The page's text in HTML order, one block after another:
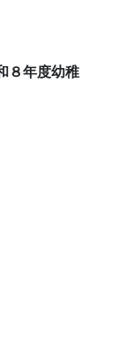
８年度幼稚